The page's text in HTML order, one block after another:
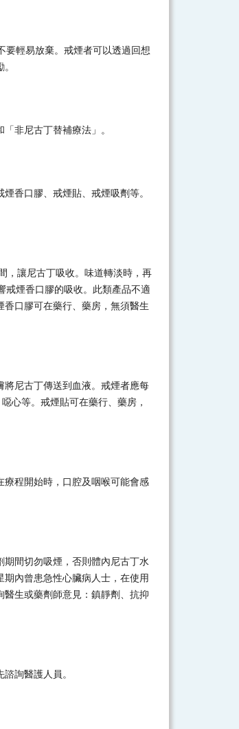
要輕易放棄。戒煙者可以透過回想
非尼古丁替補療法」。
香口膠、戒煙貼、戒煙吸劑等。
，讓尼古丁吸收。味道轉淡時，再
戒煙香口膠的吸收。此類產品不適
口膠可在藥行、藥房，無須醫生
尼古丁傳送到血液。戒煙者應每
心等。戒煙貼可在藥行、藥房，
程開始時，口腔及咽喉可能會感
間切勿吸煙，否則體內尼古丁水
內曾患急性心臟病人士，在使用
生或藥劑師意見：鎮靜劑、抗抑
詢醫護人員。